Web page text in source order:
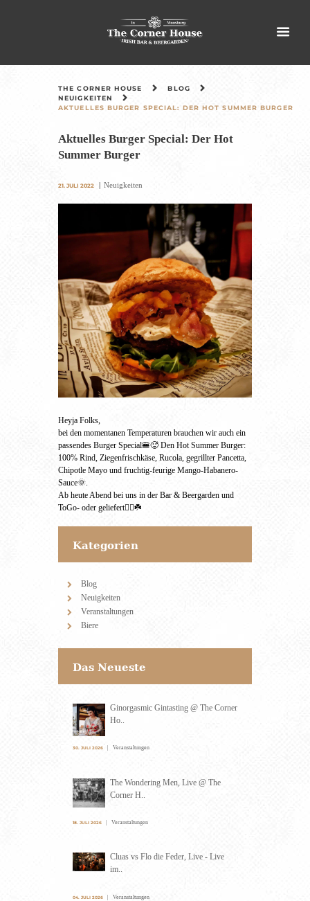
THE CORNER HOUSE
BLOG
NEUIGKEITEN
AKTUELLES BURGER SPECIAL: DER HOT SUMMER BURGER
Aktuelles Burger Special: Der Hot
Summer Burger
21. JULI 2022 Neuigkeiten
Heyja Folks,
bei den momentanen Temperaturen brauchen wir auch ein
passendes Burger Special🍔🥵 Den Hot Summer Burger:
100% Rind, Ziegenfrischkäse, Rucola, gegrillter Pancetta,
Chipotle Mayo und fruchtig-feurige Mango-Habanero-
Sauce🌞.
Ab heute Abend bei uns in der Bar & Beergarden und
ToGo- oder geliefert✌🏻☘️
Kategorien
Blog
Neuigkeiten
Veranstaltungen
Biere
Das Neueste
Ginorgasmic Gintasting @ The Corner
Ho..
30. JULI 2026 Veranstaltungen
The Wondering Men, Live @ The
Corner H..
18. JULI 2026 Veranstaltungen
Cluas vs Flo die Feder, Live - Live
im..
04. JULI 2026 Veranstaltungen